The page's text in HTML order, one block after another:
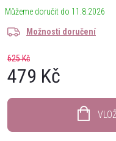
11.8.2026
Možnosti doručení
625 Kč
479 Kč